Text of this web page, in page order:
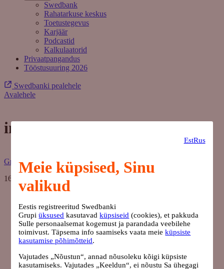
EstRus
Meie küpsised, Sinu
valikud
Eestis registreeritud Swedbanki
Grupiüksused kasutavadküpsiseid (cookies), et pakkuda
Sulle personaalsemat kogemust ja parandada veebilehe
toimivust. Täpsema info saamiseks vaata meieküpsiste
kasutamise põhimõtteid.
Vajutades „Nõustun“, annad nõusoleku kõigi küpsiste
kasutamiseks. Vajutades „Keeldun“, ei nõustu Sa ühegagi
Swedbank
Rahatarkuse keskus
Toetustegevus
Karjäär
Podcastid
Kalkulaatorid
Privaatpangandus
Tööstusuuring 2026
Swedbanki pealehele
Avalehele
image
Grete Koho
16. märts 2026